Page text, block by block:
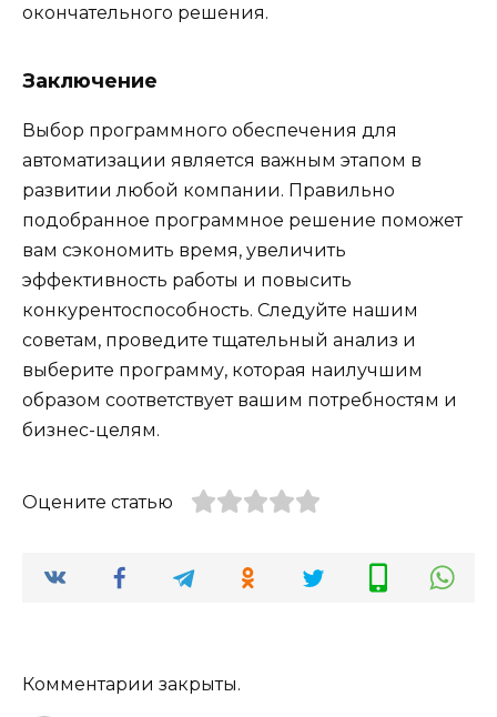
окончательного решения.
Заключение
Выбор программного обеспечения для
автоматизации является важным этапом в
развитии любой компании. Правильно
подобранное программное решение поможет
вам сэкономить время, увеличить
эффективность работы и повысить
конкурентоспособность. Следуйте нашим
советам, проведите тщательный анализ и
выберите программу, которая наилучшим
образом соответствует вашим потребностям и
бизнес-целям.
Оцените статью
Комментарии закрыты.